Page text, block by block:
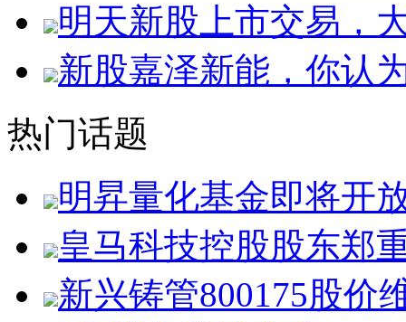
明天新股上市交易，
新股嘉泽新能，你认
热门话题
明昇量化基金即将开
皇马科技控股股东郑
新兴铸管800175股价